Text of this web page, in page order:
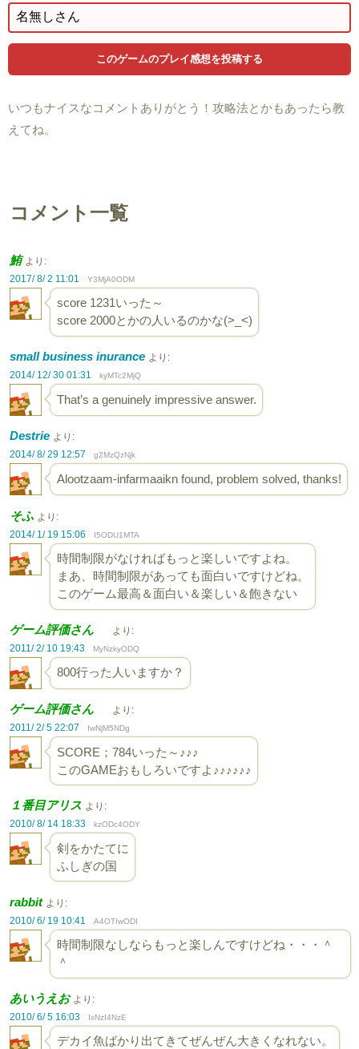
いつもナイスなコメントありがとう！攻略法とかもあったら教
えてね。
コメント一覧
鮪 より:
2017/ 8/ 2 11:01
Y3MjA0ODM
score 1231いった～
score 2000とかの人いるのかな(>_<)
small business inurance より:
2014/ 12/ 30 01:31
kyMTc2MjQ
That’s a genuinely impressive answer.
Destrie より:
2014/ 8/ 29 12:57
g2MzQzNjk
Alootzaam-infarmaaikn found, problem solved, thanks!
そふ より:
2014/ 1/ 19 15:06
I5ODU1MTA
時間制限がなければもっと楽しいですよね。
まあ、時間制限があっても面白いですけどね。
このゲーム最高＆面白い＆楽しい＆飽きない
ゲーム評価さん
より:
2011/ 2/ 10 19:43
MyNzkyODQ
800行った人いますか？
ゲーム評価さん
より:
2011/ 2/ 5 22:07
IwNjM5NDg
SCORE；784いった～♪♪♪
このGAMEおもしろいですよ♪♪♪♪♪♪
１番目アリス より:
2010/ 8/ 14 18:33
kzODc4ODY
剣をかたてに
ふしぎの国
rabbit より:
2010/ 6/ 19 10:41
A4OTIwODI
時間制限なしならもっと楽しんですけどね・・・＾
＾
あいうえお より:
2010/ 6/ 5 16:03
IxNzI4NzE
デカイ魚ばかり出てきてぜんぜん大きくなれない。